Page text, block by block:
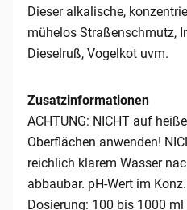
Dieser alkalische,
mühelos Straßenschmutz,
Dieselruß, Vogelkot uvm.
Zusatzinformationen
ACHTUNG: NICHT auf
Oberflächen anwenden!
reichlich klarem Wasser
abbaubar. pH-Wert im
Dosierung: 100 bis 1000